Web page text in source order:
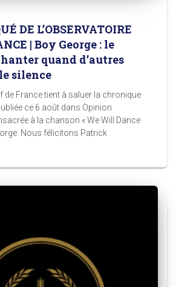
DE L’OBSERVATOIRE
| Boy George : le
quand d’autres
silence
de France tient à saluer la chronique
ce 6 août dans Opinion
à la chanson « We Will Dance
Nous félicitons Patrick